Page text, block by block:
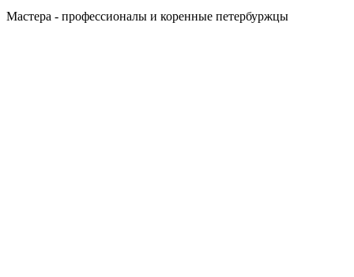
Мастера - профессионалы и коренные петербуржцы